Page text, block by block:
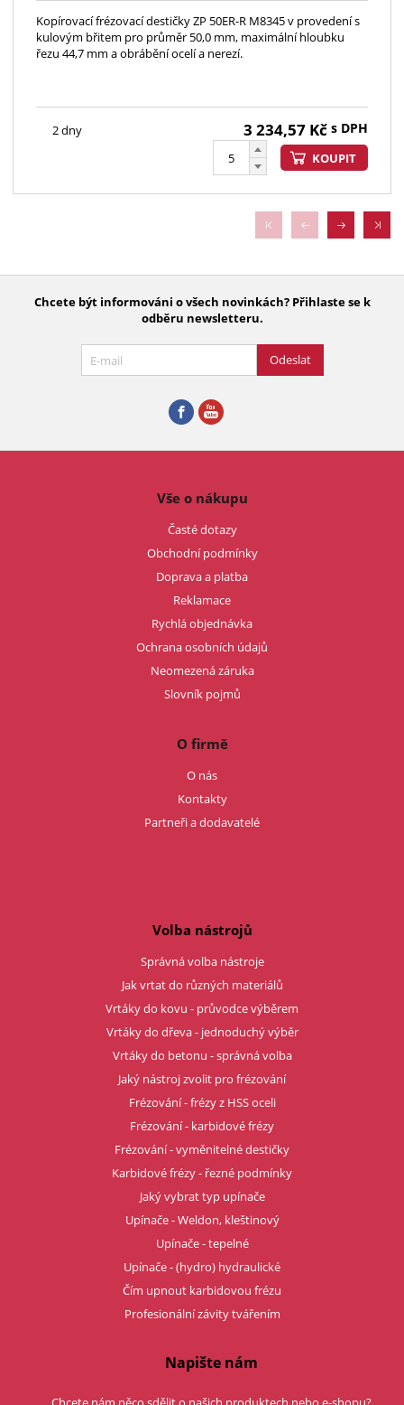
Kopírovací frézovací destičky ZP 50ER-R M8345 v provedení s
kulovým břitem pro průměr 50,0 mm, maximální hloubku
řezu 44,7 mm a obrábění ocelí a nerezí.
2 dny 3 234,57 Kč s DPH
KOUPIT
Chcete být informováni o všech novinkách? Přihlaste se k
odběru newsletteru.
Odeslat
Vše o nákupu
Časté dotazy
Obchodní podmínky
Doprava a platba
Reklamace
Rychlá objednávka
Ochrana osobních údajů
Neomezená záruka
Slovník pojmů
O firmě
O nás
Kontakty
Partneři a dodavatelé
Volba nástrojů
Správná volba nástroje
Jak vrtat do různých materiálů
Vrtáky do kovu - průvodce výběrem
Vrtáky do dřeva - jednoduchý výběr
Vrtáky do betonu - správná volba
Jaký nástroj zvolit pro frézování
Frézování - frézy z HSS oceli
Frézování - karbidové frézy
Frézování - vyměnitelné destičky
Karbidové frézy - řezné podmínky
Jaký vybrat typ upínače
Upínače - Weldon, kleštinový
Upínače - tepelné
Upínače - (hydro) hydraulické
Čím upnout karbidovou frézu
Profesionální závity tvářením
Napište nám